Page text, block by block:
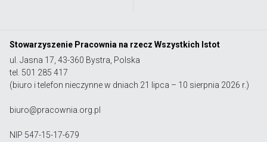
Stowarzyszenie Pracownia na rzecz Wszystkich Istot
ul. Jasna 17, 43-360 Bystra, Polska
tel. 501 285 417
(biuro i telefon nieczynne w dniach 21 lipca – 10 sierpnia 2026 r.)
biuro@pracownia.org.pl
NIP 547-15-17-679